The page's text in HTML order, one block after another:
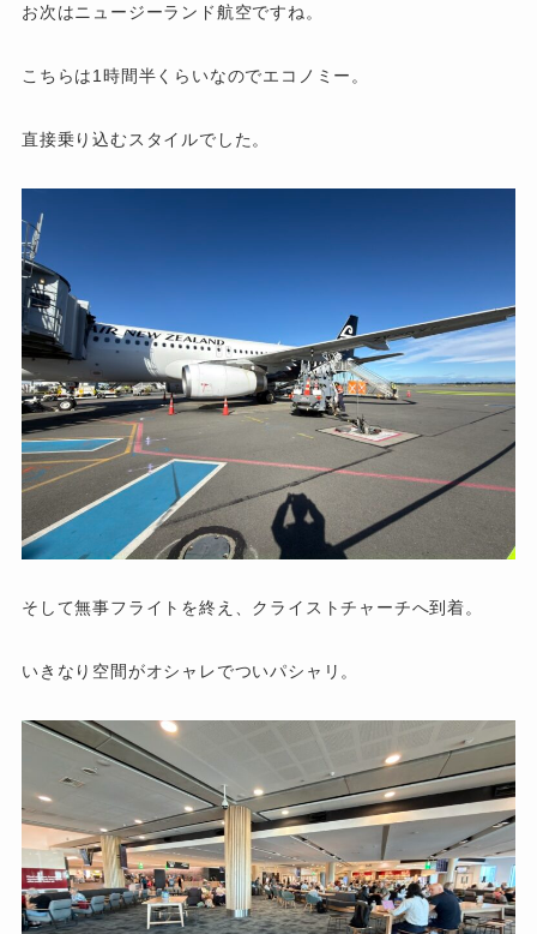
お次はニュージーランド航空ですね。
こちらは1時間半くらいなのでエコノミー。
直接乗り込むスタイルでした。
そして無事フライトを終え、クライストチャーチへ到着。
いきなり空間がオシャレでついパシャリ。